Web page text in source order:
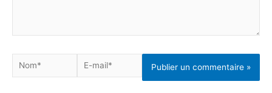
Nom*
E-
mail*